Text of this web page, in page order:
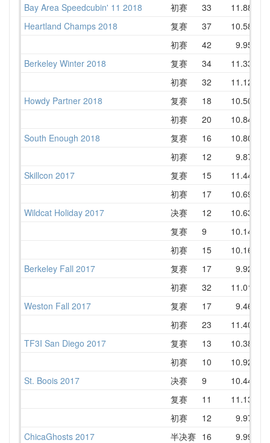
Bay Area Speedcubin' 11 2018
初赛 33 11.88
Heartland Champs 2018
复赛 37 10.58
初赛
42 9.95
Berkeley Winter 2018
复赛 34 11.33
初赛
32 11.12
Howdy Partner 2018
复赛 18 10.50
初赛
20 10.84
South Enough 2018
复赛 16 10.80
初赛
12 9.87
Skillcon 2017
复赛 15 11.44
初赛
17 10.69
Wildcat Holiday 2017
决赛 12 10.63
复赛
9 10.14
初赛
15 10.16
Berkeley Fall 2017
复赛 17 9.92
初赛
32 11.01
Weston Fall 2017
复赛 17 9.46
初赛
23 11.40
TF3I San Diego 2017
复赛 13 10.38
初赛
10 10.92
St. Boois 2017
决赛 9 10.44
复赛
11 11.13
初赛
12 9.97
ChicaGhosts 2017
半决赛 16 9.99